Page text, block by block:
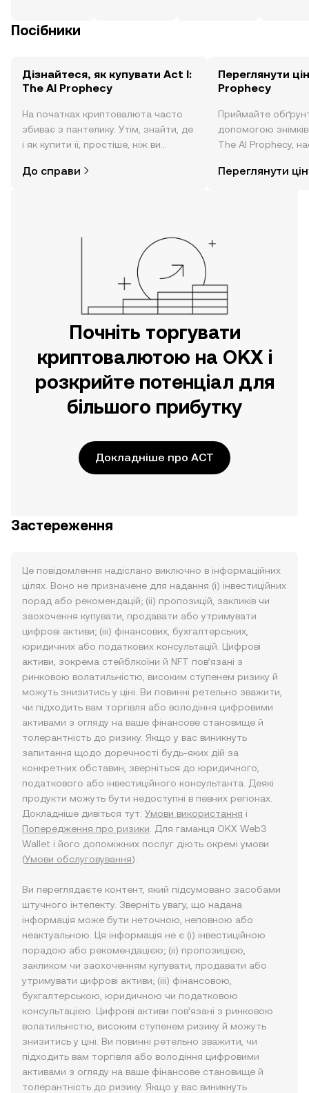
Посібники
Дізнайтеся, як купувати Act I:
The AI Prophecy
На початках криптовалюта часто
збиває з пантелику. Утім, знайти, де
і як купити її, простіше, ніж ви
за допомогою застосунку OKX для
До справи
Переглянути
Prophecy
Приймайте
допомогою
The AI Prophecy,
часу.
Переглянути
Почніть торгувати
криптовалютою на OKX і
розкрийте потенціал для
більшого прибутку
Докладніше про ACT
Застереження
Це повідомлення надіслано виключно в інформаційних
цілях. Воно не призначене для надання (i) інвестиційних
порад або рекомендацій; (ii) пропозицій, закликів чи
заохочення купувати, продавати або утримувати
цифрові активи; (iii) фінансових, бухгалтерських,
юридичних або податкових консультацій. Цифрові
активи, зокрема стейблкоїни й NFT пов’язані з
ринковою волатильністю, високим ступенем ризику й
можуть знизитись у ціні. Ви повинні ретельно зважити,
чи підходить вам торгівля або володіння цифровими
активами з огляду на ваше фінансове становище й
толерантність до ризику. Якщо у вас виникнуть
запитання щодо доречності будь-яких дій за
конкретних обставин, зверніться до юридичного,
податкового або інвестиційного консультанта. Деякі
продукти можуть бути недоступні в певних регіонах.
Докладніше дивіться тут: Умови використання і
Попередження про ризики . Для гаманця OKX Web3
Wallet і його допоміжних послуг діють окремі умови
(Умови обслуговування).
Ви переглядаєте контент, який підсумовано засобами
штучного інтелекту. Зверніть увагу, що надана
інформація може бути неточною, неповною або
неактуальною. Ця інформація не є (i) інвестиційною
порадою або рекомендацією; (ii) пропозицією,
закликом чи заохоченням купувати, продавати або
утримувати цифрові активи; (iii) фінансовою,
бухгалтерською, юридичною чи податковою
консультацією. Цифрові активи пов’язані з ринковою
волатильністю, високим ступенем ризику й можуть
знизитись у ціні. Ви повинні ретельно зважити, чи
підходить вам торгівля або володіння цифровими
активами з огляду на ваше фінансове становище й
толерантність до ризику. Якщо у вас виникнуть